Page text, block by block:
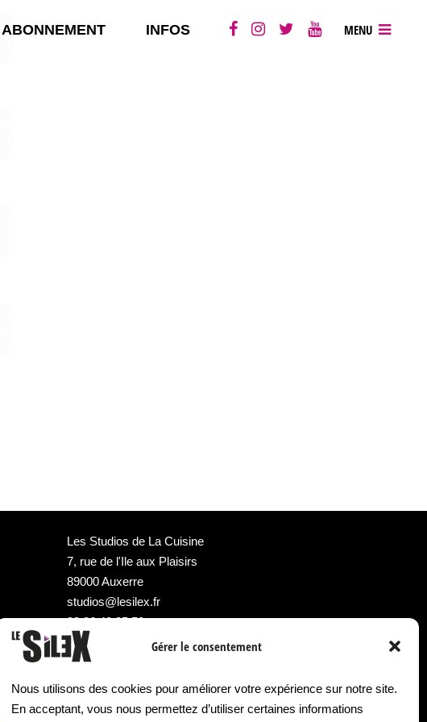
Gérer le consentement
Nous utilisons des cookies pour améliorer votre expérience sur notre site.
En acceptant, vous nous permettez d’utiliser certaines informations
MENU
ABONNEMENT INFOS
Les Studios de La Cuisine
7, rue de l'Ile aux Plaisirs
89000 Auxerre
studios@lesilex.fr
03 86 40 95 50
Email*
L'intégralité des événements culturels hors concerts, directement